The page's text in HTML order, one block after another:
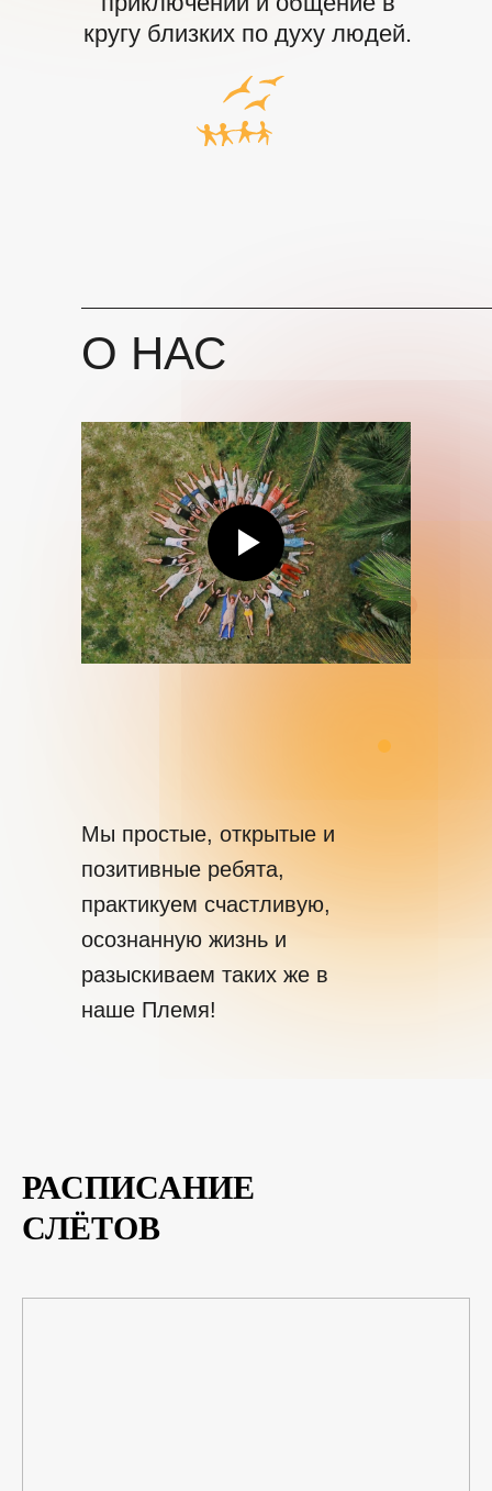
кругу близких по духу людей.
О НАС
Мы простые, открытые и
позитивные ребята,
практикуем счастливую,
осознанную жизнь и
разыскиваем таких же в
наше Племя!
РАСПИСАНИЕ
СЛЁТОВ